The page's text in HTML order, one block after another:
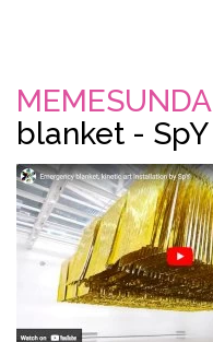
MEMESUNDA
blanket - SpY